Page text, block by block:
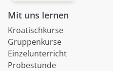
Mit uns lernen
Kroatischkurse
Gruppenkurse
Einzelunterricht
Probestunde